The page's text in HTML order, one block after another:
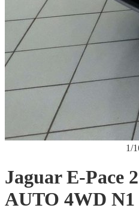
1/
Jaguar E-Pace
AUTO 4WD N1